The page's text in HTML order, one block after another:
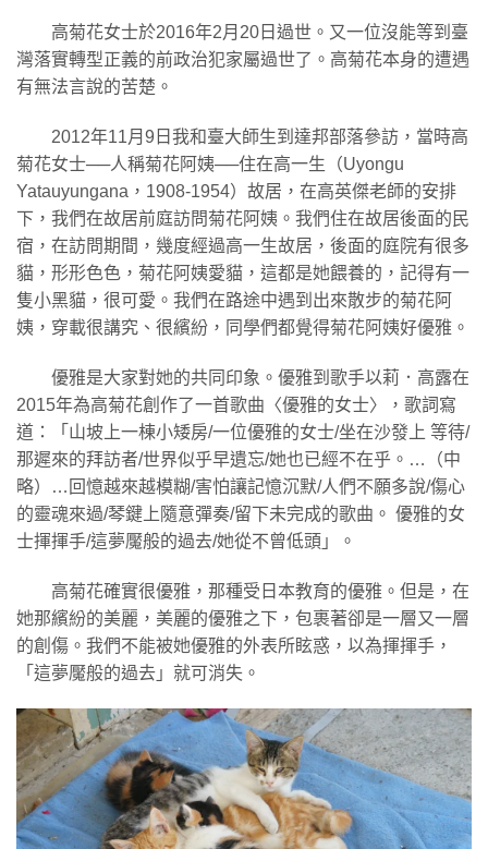
高菊花女士於2016年2月20日過世。又一位沒能等到臺
灣落實轉型正義的前政治犯家屬過世了。高菊花本身的遭遇
有無法言說的苦楚。
2012年11月9日我和臺大師生到達邦部落參訪，當時高
菊花女士──人稱菊花阿姨──住在高一生（Uyongu
Yatauyungana，1908-1954）故居，在高英傑老師的安排
下，我們在故居前庭訪問菊花阿姨。我們住在故居後面的民
宿，在訪問期間，幾度經過高一生故居，後面的庭院有很多
貓，形形色色，菊花阿姨愛貓，這都是她餵養的，記得有一
隻小黑貓，很可愛。我們在路途中遇到出來散步的菊花阿
姨，穿載很講究、很繽紛，同學們都覺得菊花阿姨好優雅。
優雅是大家對她的共同印象。優雅到歌手以莉．高露在
2015年為高菊花創作了一首歌曲〈優雅的女士〉，歌詞寫
道：「山坡上一棟小矮房/一位優雅的女士/坐在沙發上 等待/
那遲來的拜訪者/世界似乎早遺忘/她也已經不在乎。…（中
略）…回憶越來越模糊/害怕讓記憶沉默/人們不願多說/傷心
的靈魂來過/琴鍵上隨意彈奏/留下未完成的歌曲。 優雅的女
士揮揮手/這夢魘般的過去/她從不曾低頭」。
高菊花確實很優雅，那種受日本教育的優雅。但是，在
她那繽紛的美麗，美麗的優雅之下，包裹著卻是一層又一層
的創傷。我們不能被她優雅的外表所眩惑，以為揮揮手，
「這夢魘般的過去」就可消失。